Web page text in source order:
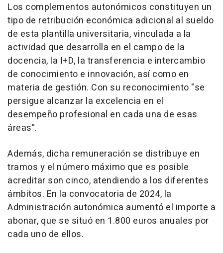
Los complementos autonómicos constituyen un
tipo de retribución económica adicional al sueldo
de esta plantilla universitaria, vinculada a la
actividad que desarrolla en el campo de la
docencia, la I+D, la transferencia e intercambio
de conocimiento e innovación, así como en
materia de gestión. Con su reconocimiento "se
persigue alcanzar la excelencia en el
desempeño profesional en cada una de esas
áreas".
Además, dicha remuneración se distribuye en
tramos y el número máximo que es posible
acreditar son cinco, atendiendo a los diferentes
ámbitos. En la convocatoria de 2024, la
Administración autonómica aumentó el importe a
abonar, que se situó en 1.800 euros anuales por
cada uno de ellos.